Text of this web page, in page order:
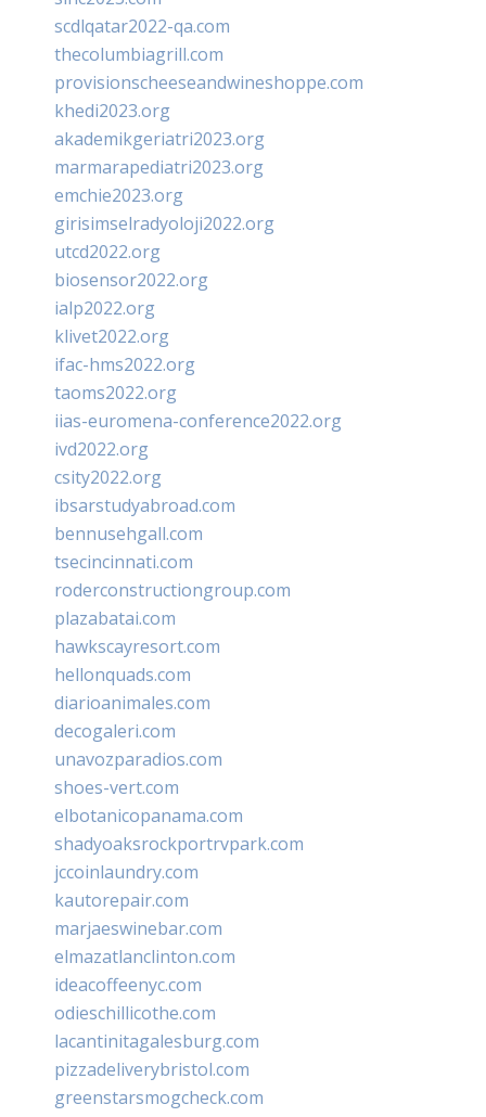
scdlqatar2022-qa.com
thecolumbiagrill.com
provisionscheeseandwineshoppe.com
khedi2023.org
akademikgeriatri2023.org
marmarapediatri2023.org
emchie2023.org
girisimselradyoloji2022.org
utcd2022.org
biosensor2022.org
ialp2022.org
klivet2022.org
ifac-hms2022.org
taoms2022.org
iias-euromena-conference2022.org
ivd2022.org
csity2022.org
ibsarstudyabroad.com
bennusehgall.com
tsecincinnati.com
roderconstructiongroup.com
plazabatai.com
hawkscayresort.com
hellonquads.com
diarioanimales.com
decogaleri.com
unavozparadios.com
shoes-vert.com
elbotanicopanama.com
shadyoaksrockportrvpark.com
jccoinlaundry.com
kautorepair.com
marjaeswinebar.com
elmazatlanclinton.com
ideacoffeenyc.com
odieschillicothe.com
lacantinitagalesburg.com
pizzadeliverybristol.com
greenstarsmogcheck.com